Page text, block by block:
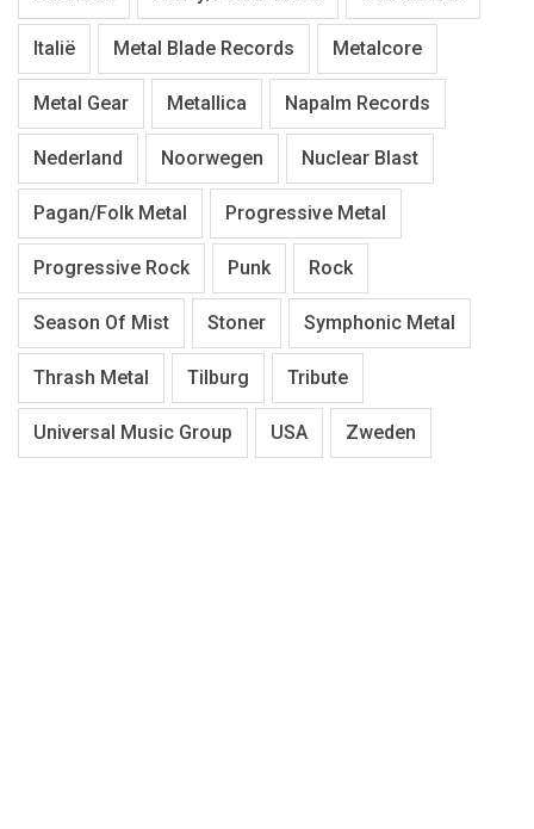
Italië Metal Blade Records Metalcore
Metal Gear Metallica Napalm Records
Nederland Noorwegen Nuclear Blast
Pagan/Folk Metal Progressive Metal
Progressive Rock Punk Rock
Season Of Mist Stoner Symphonic Metal
Thrash Metal Tilburg Tribute
Universal Music Group USA Zweden